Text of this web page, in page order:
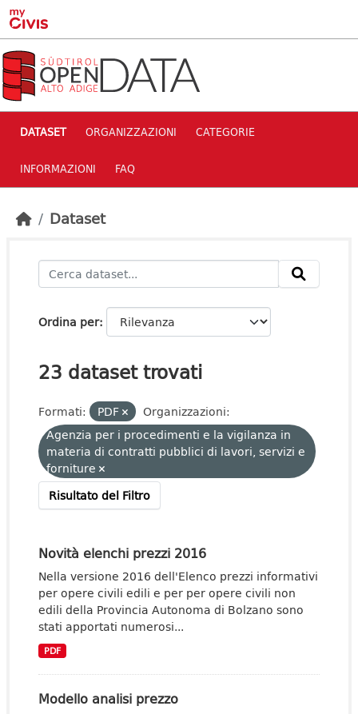
Skip to main content
DATASET ORGANIZZAZIONI CATEGORIE
INFORMAZIONI FAQ
Dataset
Ordina per
23 dataset trovati
Formati: PDF
Organizzazioni:
Agenzia per i procedimenti e la vigilanza in
materia di contratti pubblici di lavori, servizi e
forniture
Risultato del Filtro
Novità elenchi prezzi 2016
Nella versione 2016 dell'Elenco prezzi informativi
per opere civili edili e per per opere civili non
edili della Provincia Autonoma di Bolzano sono
stati apportati numerosi...
PDF
Modello analisi prezzo